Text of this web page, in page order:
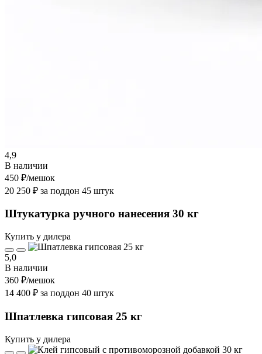
4,9
В наличии
450 ₽/мешок
20 250 ₽ за поддон 45 штук
Штукатурка ручного нанесения 30 кг
Купить у дилера
5,0
В наличии
360 ₽/мешок
14 400 ₽ за поддон 40 штук
Шпатлевка гипсовая 25 кг
Купить у дилера